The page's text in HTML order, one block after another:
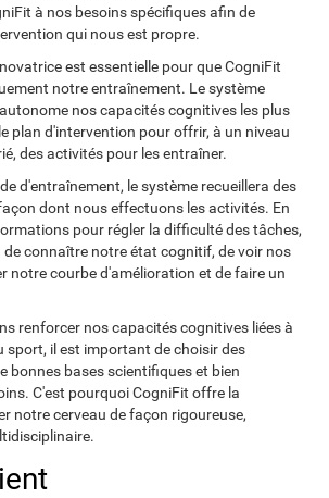
à nos besoins spécifiques afin de
qui nous est propre.
est essentielle pour que CogniFit
notre entraînement. Le système
nos capacités cognitives les plus
plan d'intervention pour offrir, à un niveau
des activités pour les entraîner.
d'entraînement, le système recueillera des
dont nous effectuons les activités. En
pour régler la difficulté des tâches,
connaître notre état cognitif, de voir nos
notre courbe d'amélioration et de faire un
renforcer nos capacités cognitives liées à
sport, il est important de choisir des
bonnes bases scientifiques et bien
C'est pourquoi CogniFit offre la
notre cerveau de façon rigoureuse,